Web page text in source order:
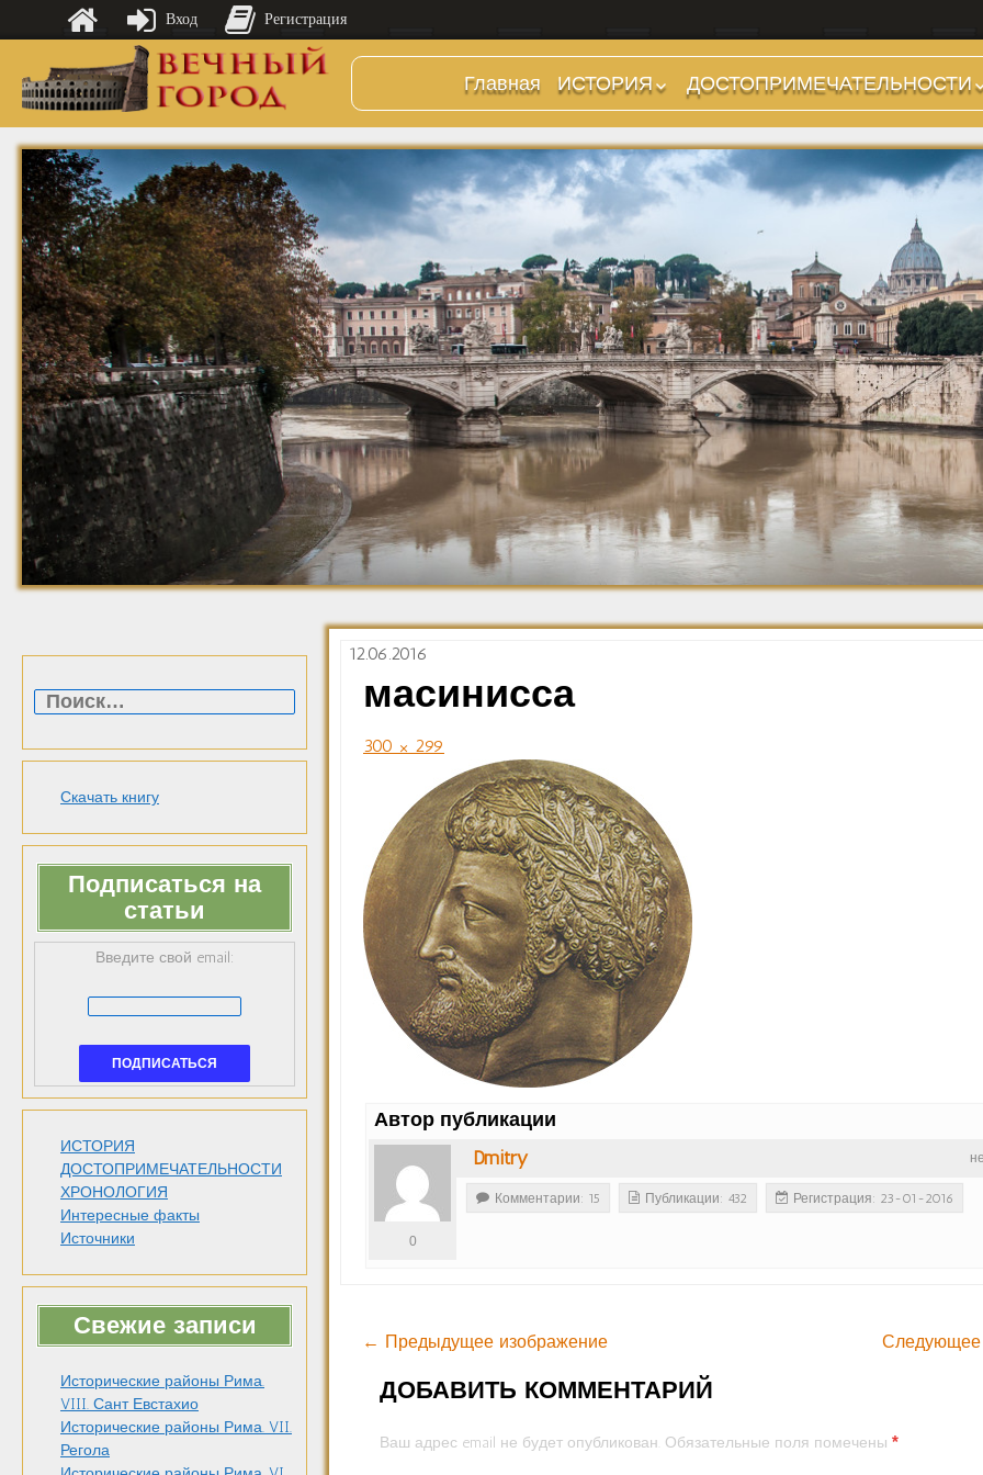
Главная
ИСТОРИЯ
Предыстория
Царский период
(753-509 гг до н.э.)
Ранняя Республика
(509-265 гг до н.э.)
Поздняя Республика
(264-27 гг до н.э.)
Империя. Принципат
(27 г до н.э. — 284 г
н.э.)
Империя. Доминат
(284-476 гг)
Темные Века. Готы
Темные Века.
Экзархат
Средневековье
Возрождение и
Барокко
ДОСТОПРИМЕЧАТЕЛЬНОСТИ
Холмы и остров.
Районы
Форумы, Площади,
Дороги
Стадионы, Термы
Музеи
Дохристианские
храмы
Христианские храмы,
базилики etc.
Дворцы
Арки, колонны и
обелиски
Фонтаны
Скачать книгу
Подписаться на
статьи
Введите свой email:
ИСТОРИЯ
ДОСТОПРИМЕЧАТЕЛЬНОСТИ
ХРОНОЛОГИЯ
Интересные факты
Источники
Свежие записи
Исторические районы Рима.
VIII. Сант Евстахио
Исторические районы Рима. VII.
Регола
12.06.2016
масинисса
300 × 299
Автор публикации
Dmitry
0
Комментарии: 15 Публикации: 432 Регистрация: 23-01-2016
← Предыдущее изображение Следующее
ДОБАВИТЬ КОММЕНТАРИЙ
Ваш адрес email не будет опубликован. Обязательные поля помечены*
Вход Регистрация